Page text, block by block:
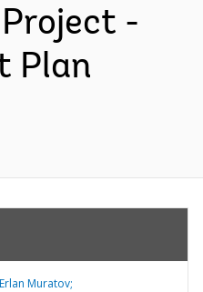
-
Plan
Erlan Muratov;